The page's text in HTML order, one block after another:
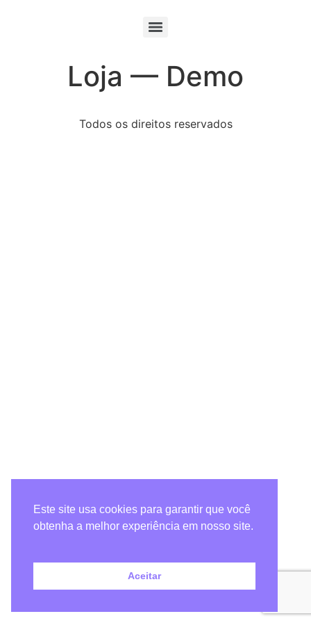
Loja — Demo
Todos os direitos reservados
Este site usa cookies para garantir que você
obtenha a melhor experiência em nosso site.
Aceitar